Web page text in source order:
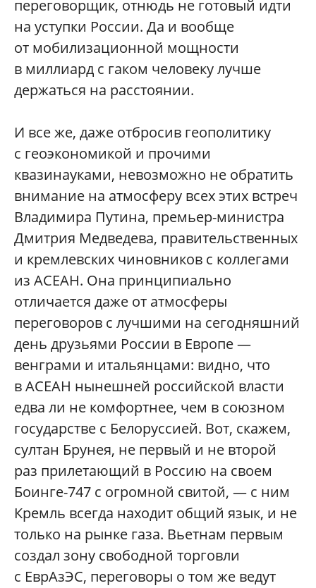
переговорщик, отнюдь не готовый идти
на уступки России. Да и вообще
от мобилизационной мощности
в миллиард с гаком человеку лучше
держаться на расстоянии.
И все же, даже отбросив геополитику
с геоэкономикой и прочими
квазинауками, невозможно не обратить
внимание на атмосферу всех этих встреч
Владимира Путина, премьер-министра
Дмитрия Медведева, правительственных
и кремлевских чиновников с коллегами
из АСЕАН. Она принципиально
отличается даже от атмосферы
переговоров с лучшими на сегодняшний
день друзьями России в Европе —
венграми и итальянцами: видно, что
в АСЕАН нынешней российской власти
едва ли не комфортнее, чем в союзном
государстве с Белоруссией. Вот, скажем,
султан Брунея, не первый и не второй
раз прилетающий в Россию на своем
Боинге-747 с огромной свитой, — с ним
Кремль всегда находит общий язык, и не
только на рынке газа. Вьетнам первым
создал зону свободной торговли
с ЕврАзЭС, переговоры о том же ведут